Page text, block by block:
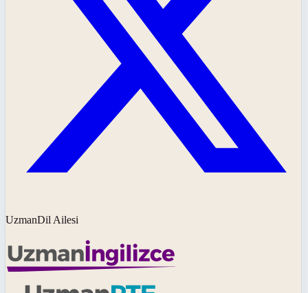
UzmanDil Ailesi